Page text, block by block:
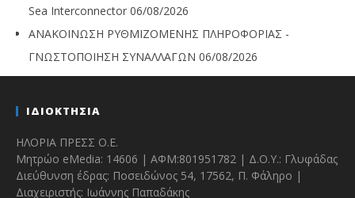
Sea Interconnector 06/08/2026
ΑΝΑΚΟΙΝΩΣΗ ΡΥΘΜΙΖΟΜΕΝΗΣ ΠΛΗΡΟΦΟΡΙΑΣ -
ΓΝΩΣΤΟΠΟΙΗΣΗ ΣΥΝΑΛΛΑΓΩΝ 06/08/2026
ΙΔΙΟΚΤΗΣΙΑ
ΗΛΟΡΙΑ ΠΡΕΣΣ Ο.Ε.
Μητρώο eMedia: 14606 | ΑΦΜ:801951782 | Δ.Ο.Υ.: Γλυφάδας
Διεύθυνση έδρας: Ποσειδώνος 54, 17562, Π. Φάληρο |
Διαχειριστής: Ιωάννης Παπαδάκης